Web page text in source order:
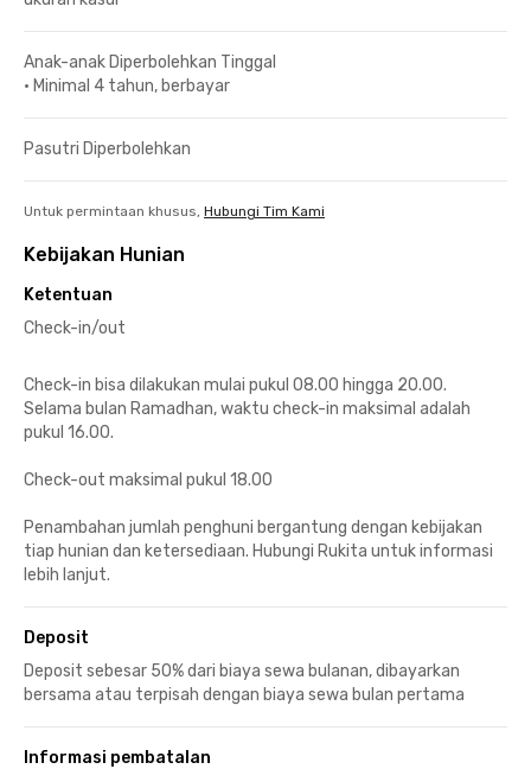
Anak-anak Diperbolehkan Tinggal
• Minimal 4 tahun, berbayar
Pasutri Diperbolehkan
Untuk permintaan khusus, Hubungi Tim Kami
Kebijakan Hunian
Ketentuan
Check-in/out
Check-in bisa dilakukan mulai pukul 08.00 hingga 20.00.
Selama bulan Ramadhan, waktu check-in maksimal adalah
pukul 16.00.
Check-out maksimal pukul 18.00
Penambahan jumlah penghuni bergantung dengan kebijakan
tiap hunian dan ketersediaan. Hubungi Rukita untuk informasi
lebih lanjut.
Deposit
Deposit sebesar 50% dari biaya sewa bulanan, dibayarkan
bersama atau terpisah dengan biaya sewa bulan pertama
Informasi pembatalan